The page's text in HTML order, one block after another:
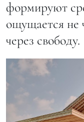
формируют
ощущается не
через свободу.